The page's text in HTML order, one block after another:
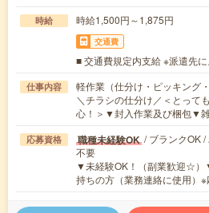
時給 時給1,500円～1,875円
交通費
■ 交通費規定内支給 ※派遣先
仕事内容
軽作業（仕分け・ピッキング
＼チラシの仕分け／＜とって
心！＞▼封入作業及び梱包▼
応募資格 職種未経験OK / ブランクOK
不要
▼未経験OK！（副業歓迎☆
持ちの方（業務連絡に使用）